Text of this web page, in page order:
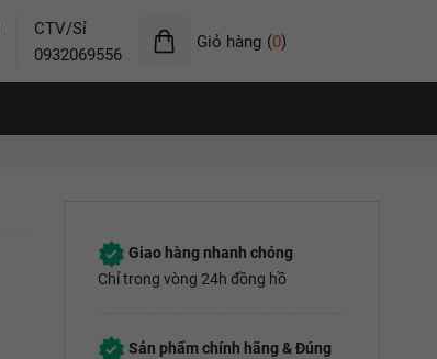
CTV/Sỉ
0932069556
Giỏ hàng (0)
Giao hàng nhanh chóng
Chỉ trong vòng 24h đồng hồ
Sản phẩm chính hãng & Đúng